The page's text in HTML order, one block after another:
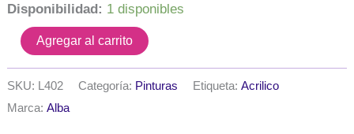
Disponibilidad: 1 disponibles
Acrilico
decorativo
Decoralba
x
ml.
Agregar al carrito
SKU: L402 Categoría: Pinturas Etiqueta:Acrilico
Marca:Alba